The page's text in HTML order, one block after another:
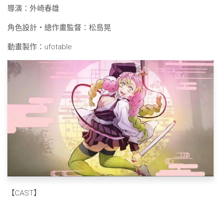
導演：外崎春雄
角色設計・總作畫監督：松島晃
動畫製作：ufotable
【CAST】